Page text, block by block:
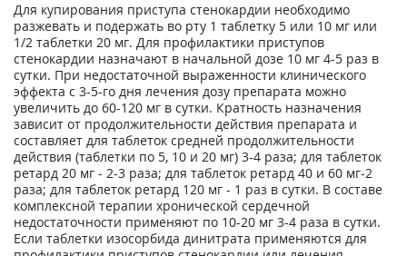
Для купирования приступа стенокардии необходимо
разжевать и подержать во рту 1 таблетку 5 или 10 мг или
1/2 таблетки 20 мг. Для профилактики приступов
стенокардии назначают в начальной дозе 10 мг 4-5 раз в
сутки. При недостаточной выраженности клинического
эффекта с 3-5-го дня лечения дозу препарата можно
увеличить до 60-120 мг в сутки. Кратность назначения
зависит от продолжительности действия препарата и
составляет для таблеток средней продолжительности
действия (таблетки по 5, 10 и 20 мг) 3-4 раза; для таблеток
ретард 20 мг - 2-3 раза; для таблеток ретард 40 и 60 мг-2
раза; для таблеток ретард 120 мг - 1 раз в сутки. В составе
комплексной терапии хронической сердечной
недостаточности применяют по 10-20 мг 3-4 раза в сутки.
Если таблетки изосорбида динитрата применяются для